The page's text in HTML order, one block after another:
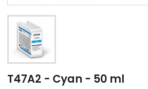
T47A2 - Cyan - 50 ml